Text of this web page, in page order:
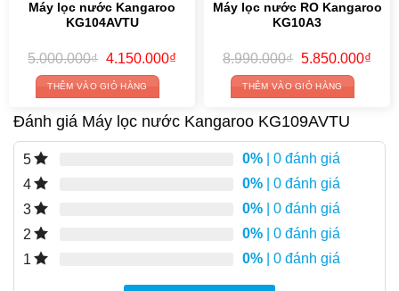
Máy lọc nước Kangaroo
KG104AVTU
5.000.000₫ Giá
là:
5.000.000₫.
4.150.000₫Giá
THÊM VÀO GIỎ HÀNG
Máy lọc nước RO Kangaroo
KG10A3
8.990.000₫ Giá
là:
8.990.000₫.
5.850.000₫Giá
THÊM VÀO GIỎ HÀNG
Đánh giá Máy lọc nước Kangaroo KG109AVTU
5 0% | 0 đánh giá
4
0% | 0 đánh giá
3
0% | 0 đánh giá
2
0% | 0 đánh giá
1
0% | 0 đánh giá